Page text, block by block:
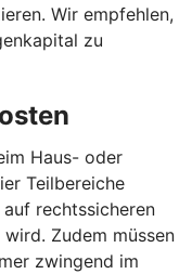
Wir empfehlen,
zu
Haus- oder
Teilbereiche
rechtssicheren
Zudem müssen
zwingend im